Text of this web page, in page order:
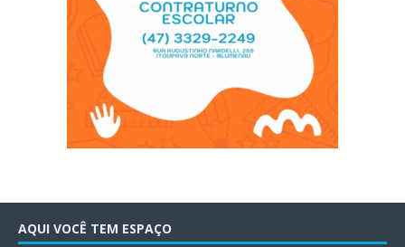
AQUI VOCÊ TEM ESPAÇO